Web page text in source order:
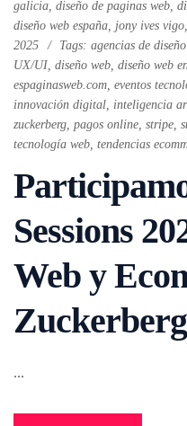
galicia diseño de paginas web
diseño web españa jony ives vigo
2025
Tags: agencias de
UX/UI diseño web diseño web
espaginasweb.com eventos
innovación digital inteligencia
zuckerberg pagos online stripe
tecnología web tendencias
Sessions
Web y
...